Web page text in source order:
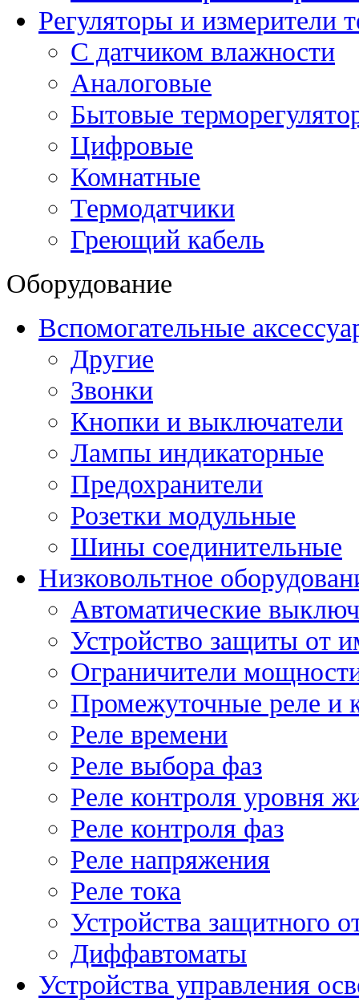
Регуляторы и измерители
С датчиком влажности
Аналоговые
Бытовые
Цифровые
Комнатные
Термодатчики
Греющий кабель
Оборудование
Вспомогательные
Другие
Звонки
Кнопки и выключатели
Лампы индикаторные
Предохранители
Розетки модульные
Шины соединительные
Низковольтное
Автоматические
Устройство защиты от
Ограничители
Промежуточные реле и
Реле времени
Реле выбора фаз
Реле контроля уровня
Реле контроля фаз
Реле напряжения
Реле тока
Устройства защитного
Диффавтоматы
Устройства управления